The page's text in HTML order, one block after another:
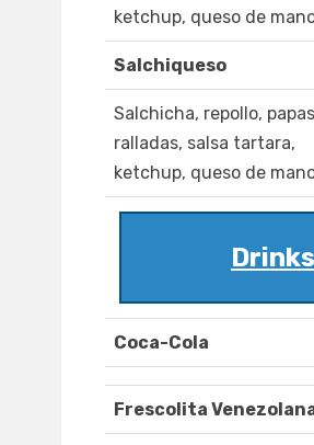
ketchup, queso de
Salchiqueso
Salchicha, repollo, papas
ralladas, salsa tartara,
ketchup, queso de
Drinks
Coca-Cola
Frescolita